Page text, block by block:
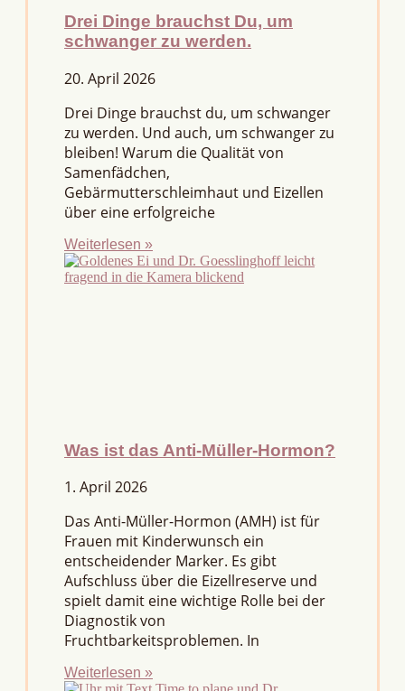
Drei Dinge brauchst Du, um
schwanger zu werden.
20. April 2026
Drei Dinge brauchst du, um schwanger
zu werden. Und auch, um schwanger zu
bleiben! Warum die Qualität von
Samenfädchen,
Gebärmutterschleimhaut und Eizellen
über eine erfolgreiche
Weiterlesen »
Was ist das Anti-Müller-Hormon?
1. April 2026
Das Anti-Müller-Hormon (AMH) ist für
Frauen mit Kinderwunsch ein
entscheidender Marker. Es gibt
Aufschluss über die Eizellreserve und
spielt damit eine wichtige Rolle bei der
Diagnostik von
Fruchtbarkeitsproblemen. In
Weiterlesen »